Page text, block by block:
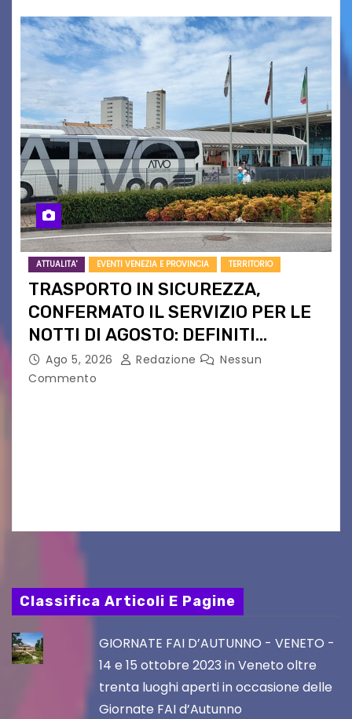
ATTUALITA' EVENTI VENEZIA E PROVINCIA TERRITORIO
TRASPORTO IN SICUREZZA,
CONFERMATO IL SERVIZIO PER LE
NOTTI DI AGOSTO: DEFINITI
PERCORSI, FERMATE E ORARIO
Ago 5, 2026 Redazione
Nessun
Commento
Classifica Articoli E Pagine
GIORNATE FAI D’AUTUNNO - VENETO -
14 e 15 ottobre 2023 in Veneto oltre
trenta luoghi aperti in occasione delle
Giornate FAI d’Autunno